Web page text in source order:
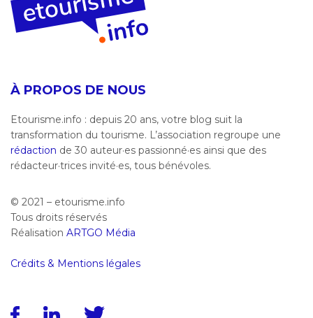
À PROPOS DE NOUS
Etourisme.info : depuis 20 ans, votre blog suit la
transformation du tourisme. L’association regroupe une
rédaction de 30 auteur·es passionné·es ainsi que des
rédacteur·trices invité·es, tous bénévoles.
© 2021 – etourisme.info
Tous droits réservés
Réalisation ARTGO Média
Crédits & Mentions légales